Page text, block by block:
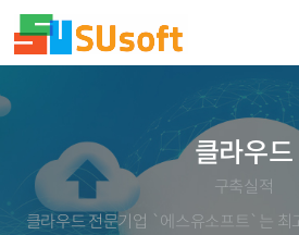
클라우드
구축실적
클라우드 전문기업 `에스유소프트`는 최